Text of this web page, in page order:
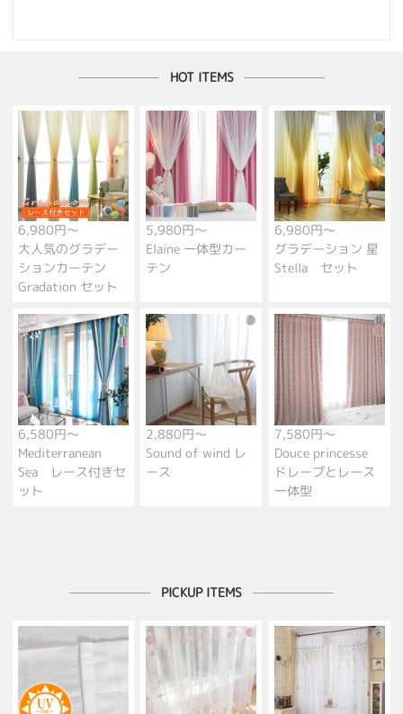
HOT ITEMS
6,980円～
大人気のグラデー
ションカーテン
Gradation セット
5,980円～
Elaine 一体型カー
テン
6,980円～
グラデーション 星
Stella セット
6,580円～
Mediterranean
Sea レース付きセ
ット
2,880円～
Sound of wind レ
ース
7,580円～
Douce princesse
ドレープとレース
一体型
PICKUP ITEMS